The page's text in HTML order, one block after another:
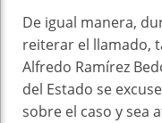
De igual manera,
reiterar el llamado,
Alfredo Ramírez
del Estado se
sobre el caso y sea